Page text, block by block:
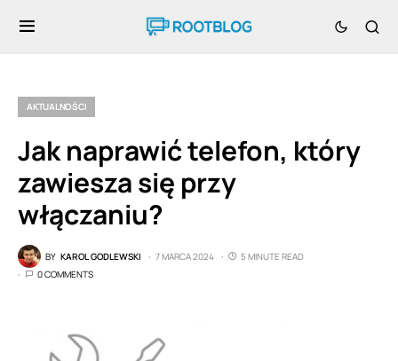
AKTUALNOŚCI
Jak naprawić telefon, który
zawiesza się przy
włączaniu?
BY KAROL GODLEWSKI 7 MARCA 2024
5 MINUTE READ
0 COMMENTS